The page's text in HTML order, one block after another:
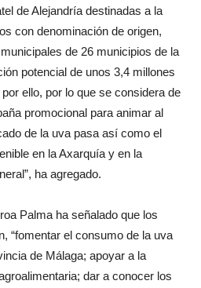
de Alejandría destinadas a la
con denominación de origen,
de 26 municipios de la
potencial de unos 3,4 millones
ello, por lo que se considera de
promocional para animar al
de la uva pasa así como el
en la Axarquía y en la
ha agregado.
Palma ha señalado que los
“fomentar el consumo de la uva
de Málaga; apoyar a la
dar a conocer los